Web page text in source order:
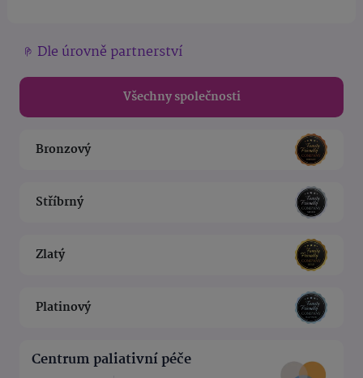
Dle úrovně partnerství
Všechny společnosti
Bronzový
Stříbrný
Zlatý
Platinový
Centrum paliativní péče